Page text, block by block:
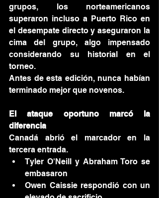
grupos, los norteamericanos
superaron incluso a Puerto Rico en
el desempate directo y aseguraron la
cima del grupo, algo impensado
considerando su historial en el
torneo.
Antes de esta edición, nunca habían
terminado mejor que novenos.
El ataque oportuno marcó la
diferencia
Canadá abrió el marcador en la
tercera entrada.
Tyler O'Neill y Abraham Toro se
embasaron
Owen Caissie respondió con un